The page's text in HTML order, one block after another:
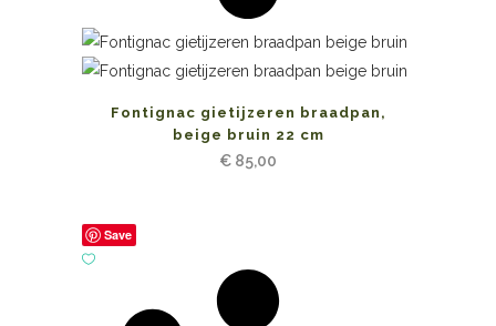
Fontignac gietijzeren braadpan,
beige bruin 22 cm
€ 85,00
Save